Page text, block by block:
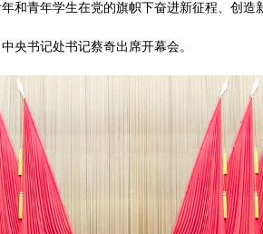
和青年学生在党的旗帜下奋进新征程、创造
书记处书记蔡奇出席开幕会。